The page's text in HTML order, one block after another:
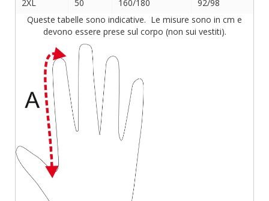
2XL
50 160/180
92/98
Queste tabelle sono indicative. Le misure sono in cm e
devono essere prese sul corpo (non sui vestiti).